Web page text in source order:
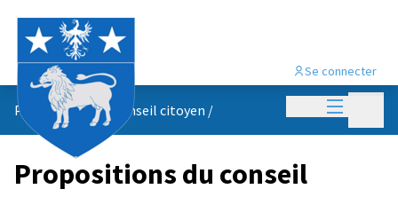
Menu
Se connecter
Propositions du conseil citoyen /
Propositions du conseil